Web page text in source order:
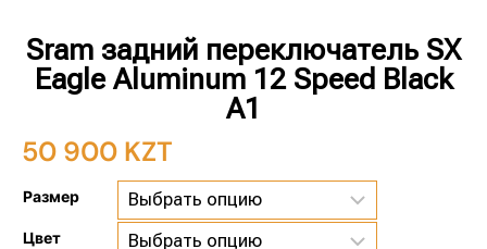
Sram задний переключатель SX
Eagle Aluminum 12 Speed Black
A1
50 900 KZT
Размер
Цвет